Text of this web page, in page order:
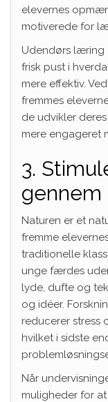
elevernes
motiverede for
Udendørs læring
frisk pust i
mere effektiv.
fremmes
de udvikler
mere engageret
3.
gennem
Naturen er et
fremme
traditionelle
unge færdes
lyde, dufte og
og idéer.
reducerer stress
hvilket i sidste
Når
muligheder for